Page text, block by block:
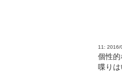
11: 2016/
個性
喋り